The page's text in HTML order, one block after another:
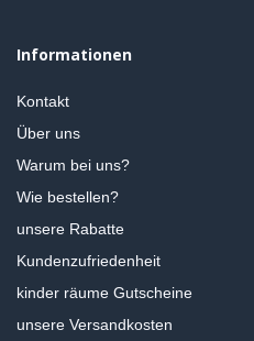
Informationen
Kontakt
Über uns
Warum bei uns?
Wie bestellen?
unsere Rabatte
Kundenzufriedenheit
kinder räume Gutscheine
unsere Versandkosten